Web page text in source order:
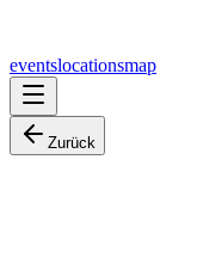
eventslocationsmap
Zurück